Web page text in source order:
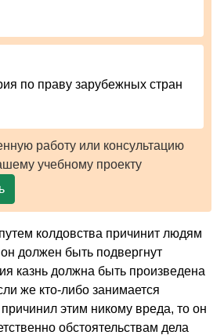
по праву зарубежных стран
работу или консультацию
учебному проекту
колдовства причинит людям
должен быть подвергнут
казнь должна быть произведена
же кто-либо занимается
этим никому вреда, то он
обстоятельствам дела